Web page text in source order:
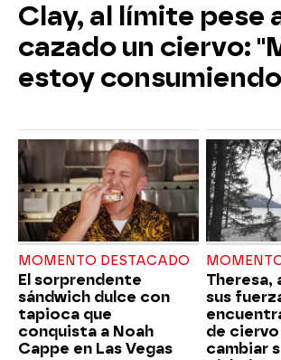
Clay, al límite pese
cazado un ciervo:
estoy
MOMENTO DESTACADO
El sorprendente
sándwich dulce con
tapioca que
conquista a Noah
Cappe en Las Vegas
Theresa,
sus
de
cambiar